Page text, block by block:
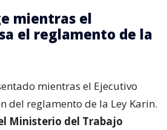
mientras el
el reglamento de la
mientras el Ejecutivo
del reglamento de la Ley Karin.
Ministerio del Trabajo